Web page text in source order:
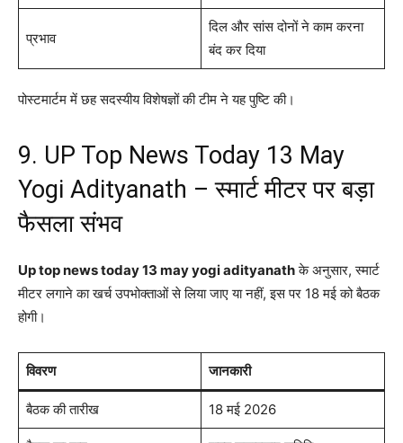
प्रभाव
दिल और सांस दोनों ने काम करना
बंद कर दिया
पोस्टमार्टम में छह सदस्यीय विशेषज्ञों की टीम ने यह पुष्टि की।
9. UP Top News Today 13 May
Yogi Adityanath – स्मार्ट मीटर पर बड़ा
फैसला संभव
Up top news today 13 may yogi adityanathके अनुसार, स्मार्ट
मीटर लगाने का खर्च उपभोक्ताओं से लिया जाए या नहीं, इस पर 18 मई को बैठक
होगी।
विवरण जानकारी
बैठक की तारीख 18 मई 2026